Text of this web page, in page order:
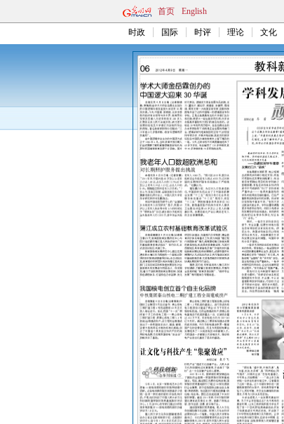
首页 English
时政 国际 时评 理论 文化